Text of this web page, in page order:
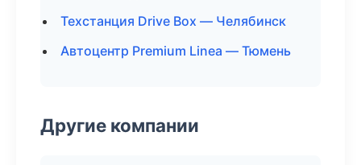
Техстанция Drive Box — Челябинск
Автоцентр Premium Linea — Тюмень
Другие компании